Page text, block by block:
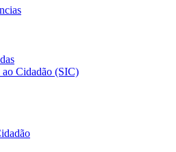
Cidadão (SIC)